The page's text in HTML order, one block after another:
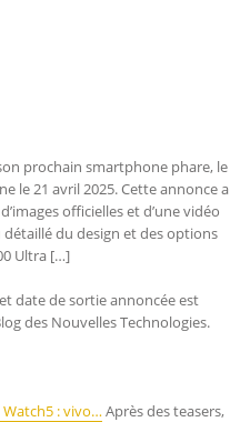
prochain smartphone phare, le
le 21 avril 2025. Cette annonce a
officielles et d’une vidéo
du design et des options
Ultra […]
date de sortie annoncée est
des Nouvelles Technologies.
Watch5 : vivo…Après des teasers,